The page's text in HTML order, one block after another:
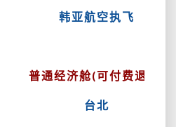
韩亚航空执飞
普通经济舱(可付费退改)
台北